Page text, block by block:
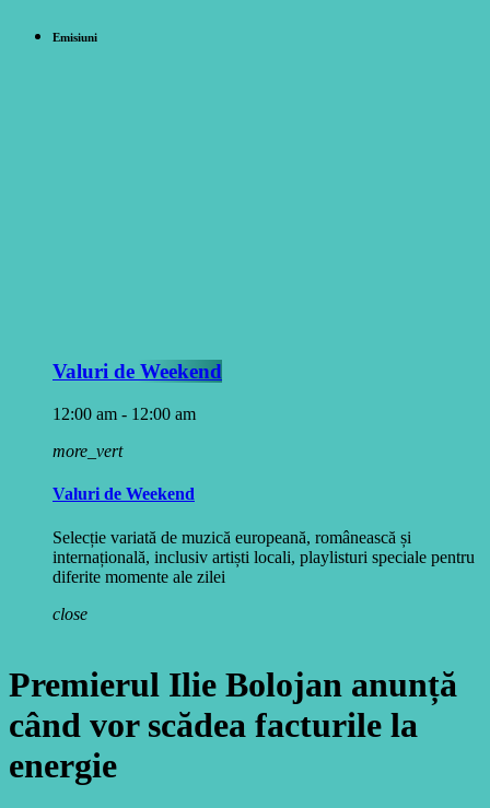
Emisiuni
Valuri de Weekend
12:00 am - 12:00 am
more_vert
Valuri de Weekend
Selecție variată de muzică europeană, românească și
internațională, inclusiv artiști locali, playlisturi speciale pentru
diferite momente ale zilei
close
Premierul Ilie Bolojan anunță
când vor scădea facturile la
energie